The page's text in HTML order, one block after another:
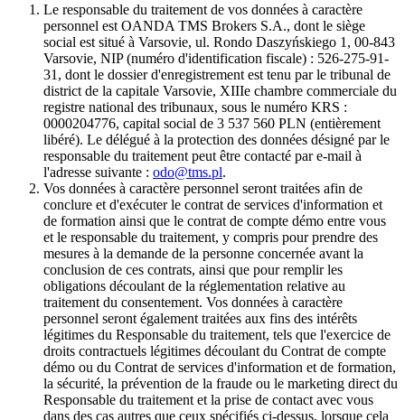
Le responsable du traitement de vos données à caractère
personnel est OANDA TMS Brokers S.A., dont le siège
social est situé à Varsovie, ul. Rondo Daszyńskiego 1, 00-843
Varsovie, NIP (numéro d'identification fiscale) : 526-275-91-
31, dont le dossier d'enregistrement est tenu par le tribunal de
district de la capitale Varsovie, XIIIe chambre commerciale du
registre national des tribunaux, sous le numéro KRS :
0000204776, capital social de 3 537 560 PLN (entièrement
libéré). Le délégué à la protection des données désigné par le
responsable du traitement peut être contacté par e-mail à
l'adresse suivante : odo@tms.pl.
Vos données à caractère personnel seront traitées afin de
conclure et d'exécuter le contrat de services d'information et
de formation ainsi que le contrat de compte démo entre vous
et le responsable du traitement, y compris pour prendre des
mesures à la demande de la personne concernée avant la
conclusion de ces contrats, ainsi que pour remplir les
obligations découlant de la réglementation relative au
traitement du consentement. Vos données à caractère
personnel seront également traitées aux fins des intérêts
légitimes du Responsable du traitement, tels que l'exercice de
droits contractuels légitimes découlant du Contrat de compte
démo ou du Contrat de services d'information et de formation,
la sécurité, la prévention de la fraude ou le marketing direct du
Responsable du traitement et la prise de contact avec vous
dans des cas autres que ceux spécifiés ci-dessus, lorsque cela